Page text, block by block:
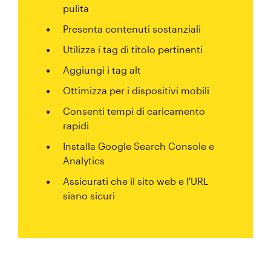
pulita
Presenta contenuti sostanziali
Utilizza i tag di titolo pertinenti
Aggiungi i tag alt
Ottimizza per i dispositivi mobili
Consenti tempi di caricamento
rapidi
Installa Google Search Console e
Analytics
Assicurati che il sito web e l'URL
siano sicuri